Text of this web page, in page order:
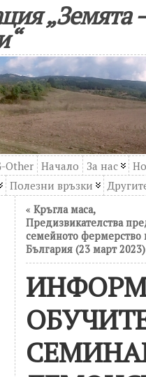
„Земята
Other Начало За нас
Полезни връзки
« Кръгла маса,
Предизвикателства
семейното фермерство
България (23 март 2023)